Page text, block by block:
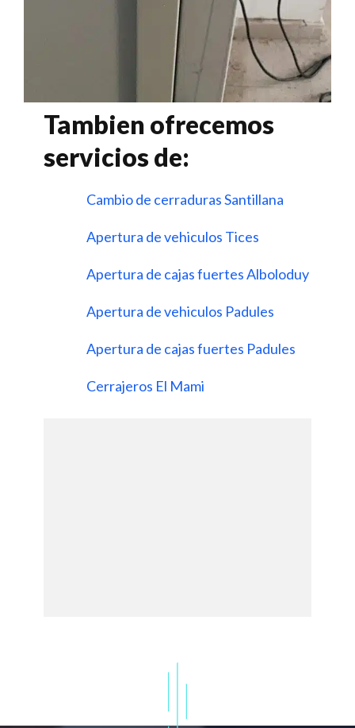
Tambien ofrecemos
servicios de:
Cambio de cerraduras Santillana
Apertura de vehiculos Tices
Apertura de cajas fuertes Alboloduy
Apertura de vehiculos Padules
Apertura de cajas fuertes Padules
Cerrajeros El Mami